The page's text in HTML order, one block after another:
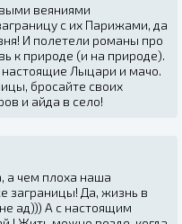
веяниями
с их Парижами, да
И полетели романы про
к природе (и на природе).
Лыцари и мачо.
бросайте своих
и айда в село!
а чем плоха наша
заграницы! Да, жизнь в
ад))) А с настоящим